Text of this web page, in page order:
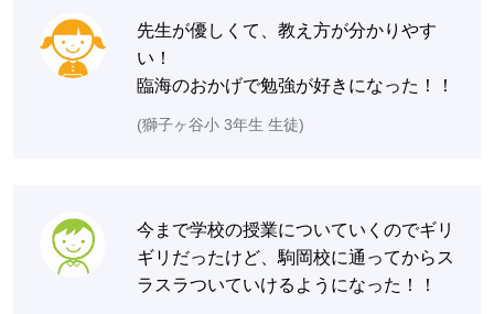
先生が優しくて、教え方が分かりやす
い！
臨海のおかげで勉強が好きになった！！
(獅子ヶ谷小 3年生 生徒)
今まで学校の授業についていくのでギリ
ギリだったけど、駒岡校に通ってからス
ラスラついていけるようになった！！